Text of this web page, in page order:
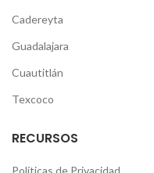
Cadereyta
Guadalajara
Cuautitlán
Texcoco
RECURSOS
Políticas de Privacidad